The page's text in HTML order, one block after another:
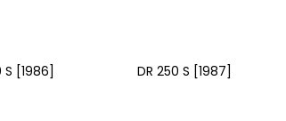
S [1986] DR 250 S [1987]